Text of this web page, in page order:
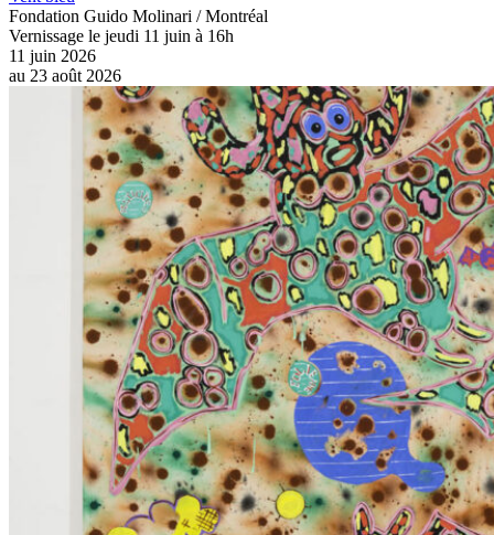
Fondation Guido Molinari / Montréal
Vernissage le jeudi 11 juin à 16h
11 juin 2026
au 23 août 2026